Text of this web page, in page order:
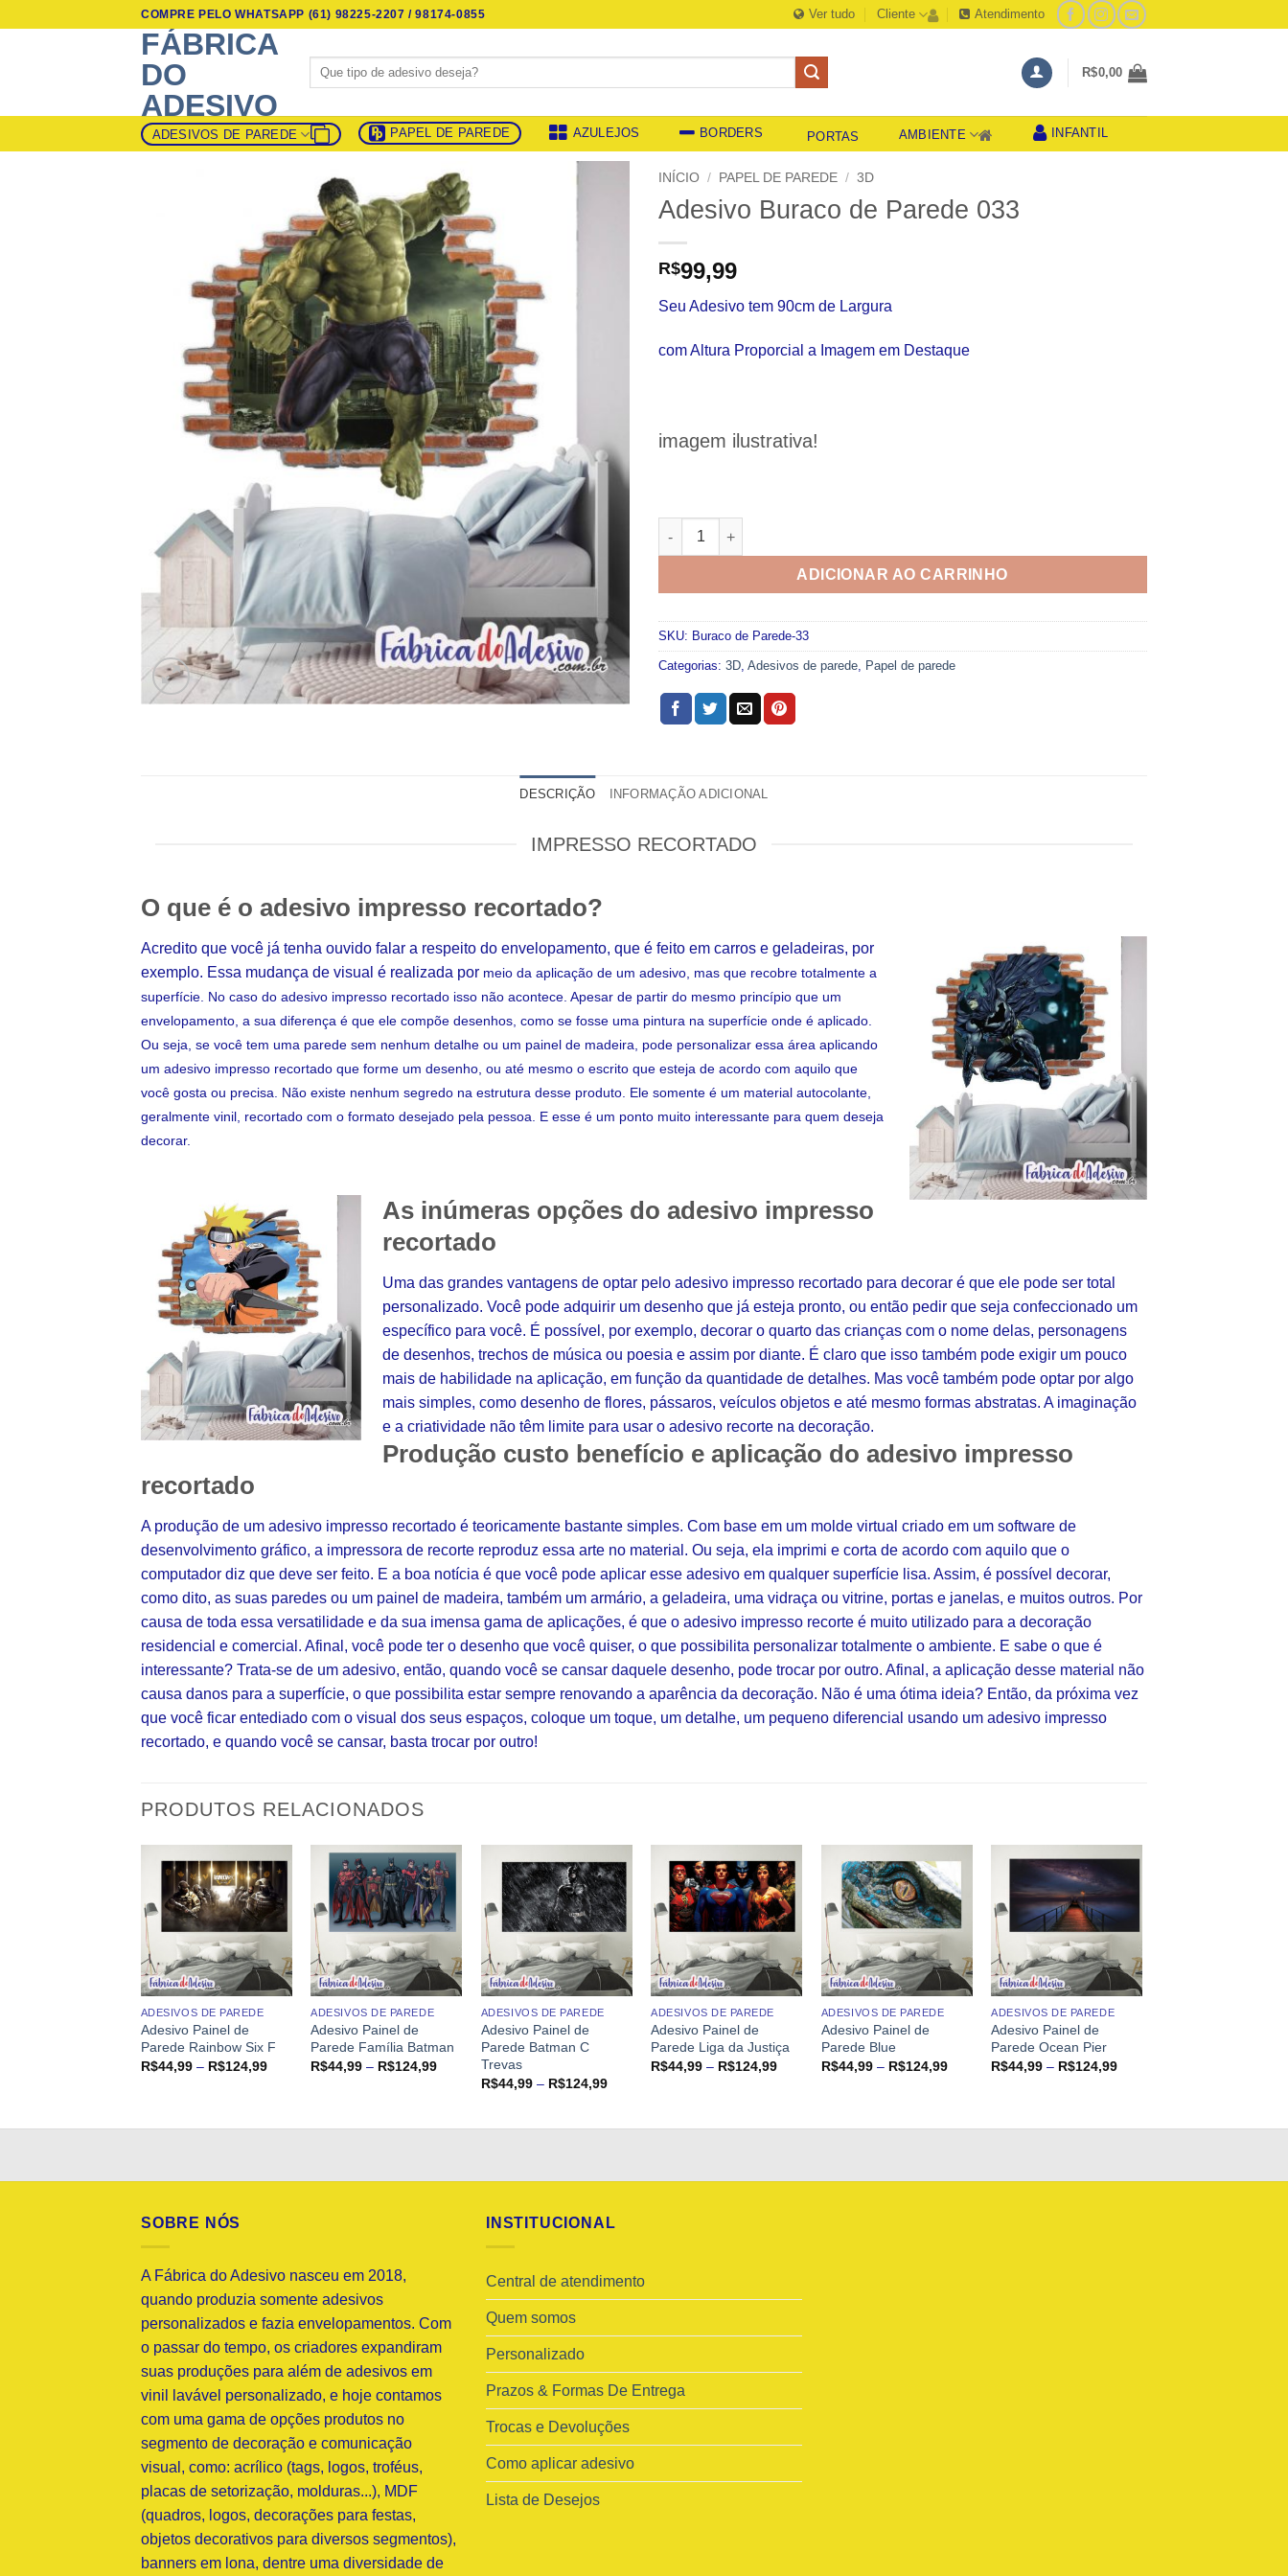
COMPRE PELO WHATSAPP (61) 98225-2207 / 98174-0855 Ver tudo Cliente Atendimento
FÁBRICA
DO
ADESIVO
Pesquisar
por:
R$0,00
ADESIVOS DE PAREDE PAPEL DE PAREDE AZULEJOS BORDERS PORTAS AMBIENTE INFANTIL
INÍCIO / PAPEL DE PAREDE / 3D
Adesivo Buraco de Parede 033
R$99,99
Seu Adesivo tem 90cm de Largura
com Altura Proporcial a Imagem em Destaque
imagem ilustrativa!
Adesivo Buraco de Parede 033 quantidade
ADICIONAR AO CARRINHO
SKU: Buraco de Parede-33
Categorias: 3D Adesivos de parede Papel de parede
DESCRIÇÃO INFORMAÇÃO ADICIONAL
IMPRESSO RECORTADO
O que é o adesivo impresso recortado?
Acredito que você já tenha ouvido falar a respeito do envelopamento, que é feito em carros e geladeiras, por
exemplo. Essa mudança de visual é realizada por meio da aplicação de um adesivo, mas que recobre totalmente a
superfície. No caso do adesivo impresso recortado isso não acontece. Apesar de partir do mesmo princípio que um
envelopamento, a sua diferença é que ele compõe desenhos, como se fosse uma pintura na superfície onde é aplicado.
Ou seja, se você tem uma parede sem nenhum detalhe ou um painel de madeira, pode personalizar essa área aplicando
um adesivo impresso recortado que forme um desenho, ou até mesmo o escrito que esteja de acordo com aquilo que
você gosta ou precisa. Não existe nenhum segredo na estrutura desse produto. Ele somente é um material autocolante,
geralmente vinil, recortado com o formato desejado pela pessoa. E esse é um ponto muito interessante para quem deseja
decorar.
As inúmeras opções do adesivo impresso
recortado
Uma das grandes vantagens de optar pelo adesivo impresso recortado para decorar é que ele pode ser total
personalizado. Você pode adquirir um desenho que já esteja pronto, ou então pedir que seja confeccionado um
específico para você. É possível, por exemplo, decorar o quarto das crianças com o nome delas, personagens
de desenhos, trechos de música ou poesia e assim por diante. É claro que isso também pode exigir um pouco
mais de habilidade na aplicação, em função da quantidade de detalhes. Mas você também pode optar por algo
mais simples, como desenho de flores, pássaros, veículos objetos e até mesmo formas abstratas. A imaginação
e a criatividade não têm limite para usar o adesivo recorte na decoração.
Produção custo benefício e aplicação do adesivo impresso
recortado
A produção de um adesivo impresso recortado é teoricamente bastante simples. Com base em um molde virtual criado em um software de
desenvolvimento gráfico, a impressora de recorte reproduz essa arte no material. Ou seja, ela imprimi e corta de acordo com aquilo que o
computador diz que deve ser feito. E a boa notícia é que você pode aplicar esse adesivo em qualquer superfície lisa. Assim, é possível decorar,
como dito, as suas paredes ou um painel de madeira, também um armário, a geladeira, uma vidraça ou vitrine, portas e janelas, e muitos outros. Por
causa de toda essa versatilidade e da sua imensa gama de aplicações, é que o adesivo impresso recorte é muito utilizado para a decoração
residencial e comercial. Afinal, você pode ter o desenho que você quiser, o que possibilita personalizar totalmente o ambiente. E sabe o que é
interessante? Trata-se de um adesivo, então, quando você se cansar daquele desenho, pode trocar por outro. Afinal, a aplicação desse material não
causa danos para a superfície, o que possibilita estar sempre renovando a aparência da decoração. Não é uma ótima ideia? Então, da próxima vez
que você ficar entediado com o visual dos seus espaços, coloque um toque, um detalhe, um pequeno diferencial usando um adesivo impresso
recortado, e quando você se cansar, basta trocar por outro!
PRODUTOS RELACIONADOS
ADESIVOS DE PAREDE
Adesivo Painel de
Parede Rainbow Six F
R$44,99 – R$124,99Faixa
R$124,99
ADESIVOS DE PAREDE
Adesivo Painel de
Parede Família Batman
R$44,99 – R$124,99Faixa
R$124,99
ADESIVOS DE PAREDE
Adesivo Painel de
Parede Batman C
Trevas
R$44,99 – R$124,99Faixa
ADESIVOS DE PAREDE
Adesivo Painel de
Parede Liga da Justiça
R$44,99 – R$124,99Faixa
R$124,99
ADESIVOS DE PAREDE
Adesivo Painel de
Parede Blue
R$44,99 – R$124,99Faixa
R$124,99
ADESIVOS DE PAREDE
Adesivo Painel de
Parede Ocean Pier
R$44,99 – R$124,99Faixa
R$124,99
R$124,99
SOBRE NÓS
A Fábrica do Adesivo nasceu em 2018,
quando produzia somente adesivos
personalizados e fazia envelopamentos. Com
o passar do tempo, os criadores expandiram
suas produções para além de adesivos em
vinil lavável personalizado, e hoje contamos
com uma gama de opções produtos no
segmento de decoração e comunicação
visual, como: acrílico (tags, logos, troféus,
placas de setorização, molduras...), MDF
(quadros, logos, decorações para festas,
objetos decorativos para diversos segmentos),
banners em lona, dentre uma diversidade de
INSTITUCIONAL
Central de atendimento
Quem somos
Personalizado
Prazos & Formas De Entrega
Trocas e Devoluções
Como aplicar adesivo
Lista de Desejos